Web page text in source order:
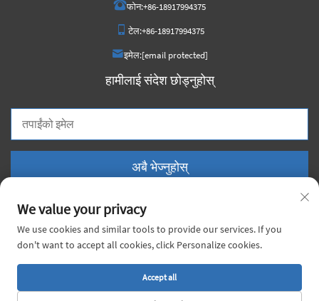
फोन:+86-18917994375
टेल:+86-18917994375
इमेल:[email protected]
हामीलाई संदेश छोड्नुहोस्
अबै भेज्नुहोस्
We value your privacy
We use cookies and similar tools to provide our services. If you
don't want to accept all cookies, click Personalize cookies.
Accept all